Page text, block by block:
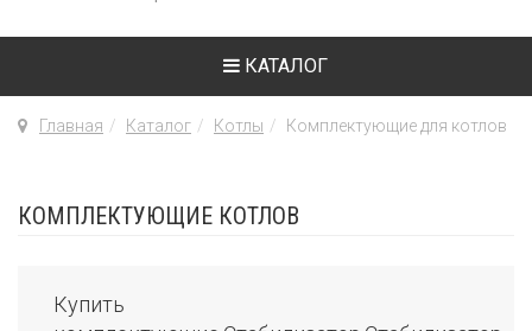
КАТАЛОГ
Главная Каталог Котлы Комплектующие для котлов
КОМПЛЕКТУЮЩИЕ КОТЛОВ
Купить